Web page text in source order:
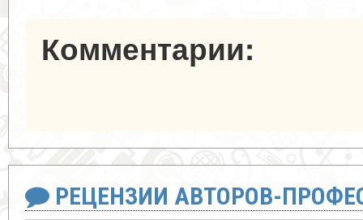
Комментарии:
РЕЦЕНЗИИ АВТОРОВ-